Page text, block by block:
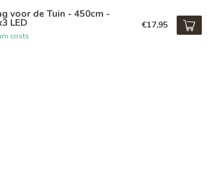
voor de Tuin - 450cm -
LED
costs
€17,95